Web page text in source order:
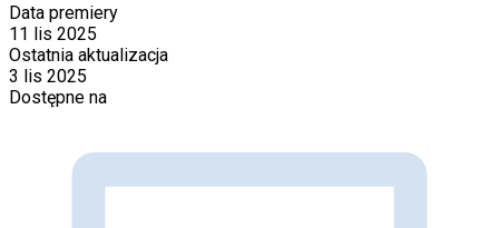
Data premiery
11 lis 2025
Ostatnia aktualizacja
3 lis 2025
Dostępne na